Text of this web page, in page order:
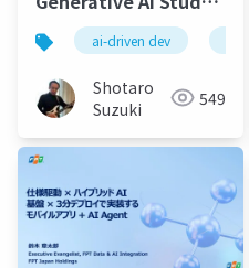
Group-第73
回-20260526-SDDセッ
ション-公開版
ai-driven dev
Shotaro
Suzuki
549